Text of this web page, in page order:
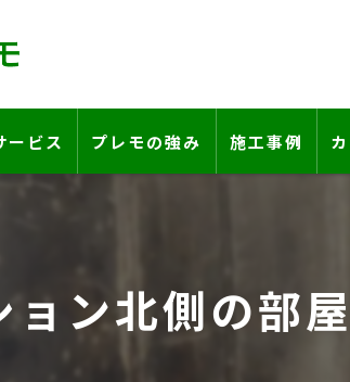
ービス プレモの強み 施工事例
ョン北側の部